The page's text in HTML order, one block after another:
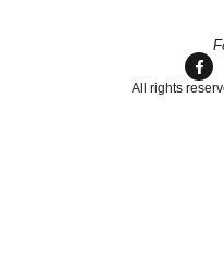
All rights